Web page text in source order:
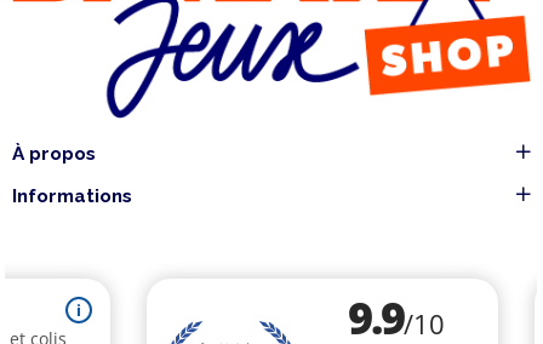
À propos
Informations